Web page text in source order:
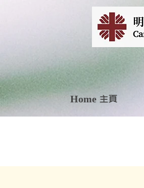
Home 主頁